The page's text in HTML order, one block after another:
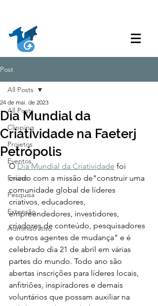
Post
All Posts
Clipping
Projetos
Eventos
Ensino
Pesquisa
Extensão
Administrativo
All Posts
Dia Mundial da
Criatividade na Faeterj
Petrópolis
24 de mai. de 2023
O Dia Mundial da Criatividade foi
criado com a missão de"construir uma
comunidade global de líderes
criativos, educadores,
empreendedores, investidores,
criadores de conteúdo, pesquisadores
e outros agentes de mudança" e é
celebrado dia 21 de abril em várias
partes do mundo. Todo ano são
abertas inscrições para líderes locais,
anfitriões, inspiradores e demais
voluntários que possam auxiliar na